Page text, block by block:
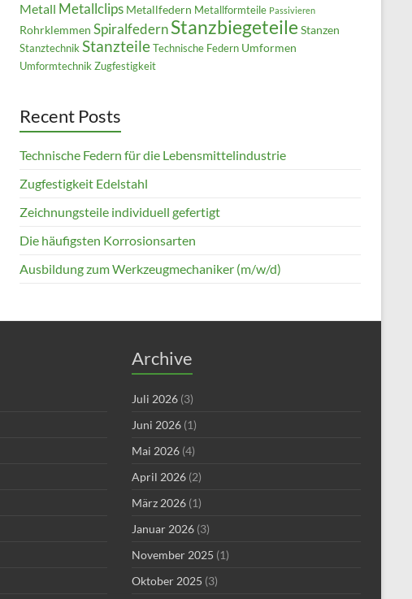
Metall Metallclips Metallfedern Metallformteile Passivieren
Rohrklemmen Spiralfedern Stanzbiegeteile Stanzen
Stanztechnik Stanzteile Technische Federn Umformen
Umformtechnik Zugfestigkeit
Recent Posts
Technische Federn für die Lebensmittelindustrie
Zugfestigkeit Edelstahl
Zeichnungsteile individuell gefertigt
Die häufigsten Korrosionsarten
Ausbildung zum Werkzeugmechaniker (m/w/d)
Archive
Juli 2026 (3)
Juni 2026 (1)
Mai 2026 (4)
April 2026 (2)
März 2026 (1)
Januar 2026 (3)
November 2025 (1)
Oktober 2025 (3)